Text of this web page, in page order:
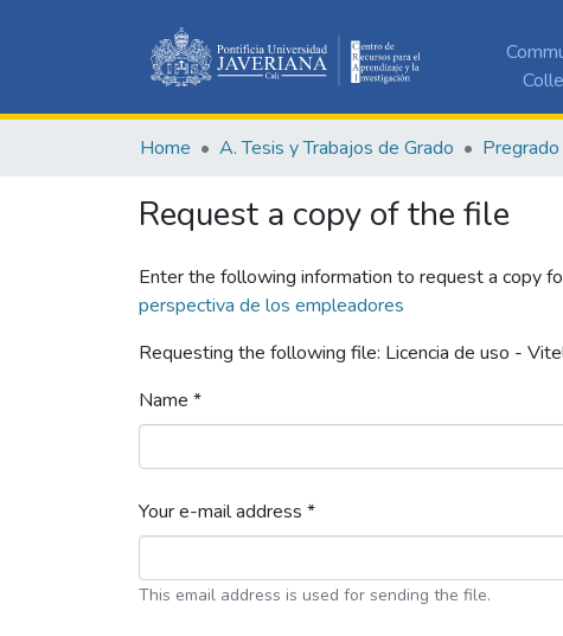
Home A. Tesis y Trabajos de Grado Pregrado
Request a copy of the file
Enter the following information to request a copy
perspectiva de los empleadores
Requesting the following file: Licencia de uso -
Name *
Your e-mail address *
This email address is used for sending the file.